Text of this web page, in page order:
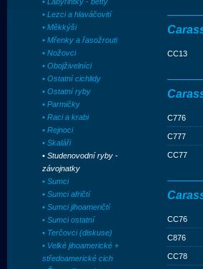
• Lezci a hlaváčovití
• Měkkýši
• Mřenky a řasožrouti
• Nožovci
• Obojživelníci
• Ostatní cichlidy
• Ostatní ryby
• Parmičky
• Raci a krabi
• Rejnoci
• Skaláři
• Studenovodní ryby -
závojnatky
• Sumci
• Sumci afričtí
• Sumci jihoameričtí
• Sumci ostatní
• Terčovci (diskuse)
• Velké jihoamerické +
středoamerické cich
CC13
C776
C777
CC77
CC76
C876
CC78